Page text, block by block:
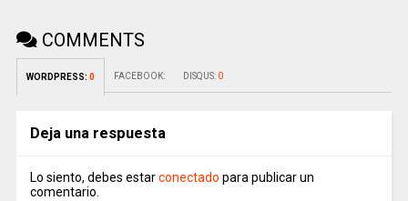
COMMENTS
WORDPRESS: 0 FACEBOOK: DISQUS: 0
Deja una respuesta
Lo siento, debes estarconectado para publicar un
comentario.